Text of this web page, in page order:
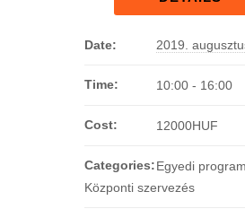
Date: 2019.
Time: 10:00 - 16:00
Cost: 12000HUF
Categories:Egyedi
Központi szervezés